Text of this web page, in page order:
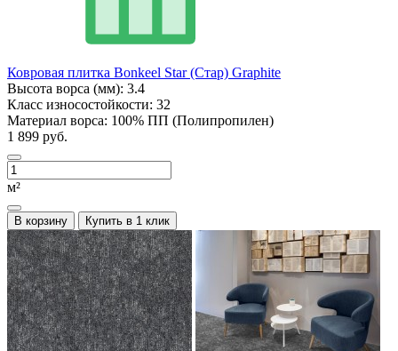
Ковровая плитка Bonkeel Star (Стар) Graphite
Высота ворса (мм): 3.4
Класс износостойкости: 32
Материал ворса: 100% ПП (Полипропилен)
1 899 руб.
м²
В корзину Купить в 1 клик